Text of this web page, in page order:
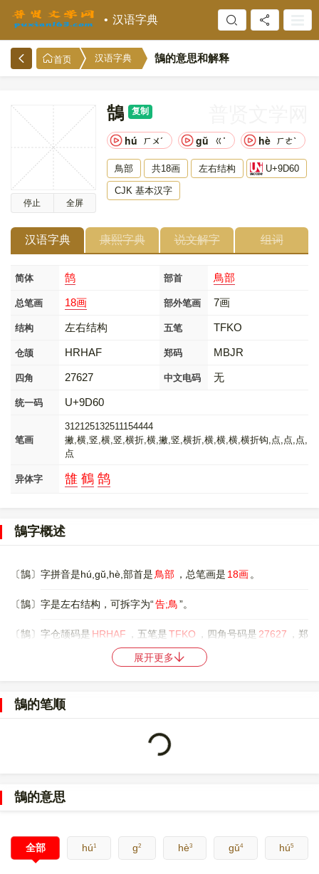
汉语字典
首页 汉语字典 鵠的意思和解释
停止 全屏
鵠 复制
hú ㄏㄨˊ gŭ ㄍ˙ hè ㄏㄜˋ
鳥部 共18画 左右结构 U+9D60
CJK 基本汉字
汉语字典 康熙字典 说文解字 组词
简体 鹄 部首 鳥部
总笔画 18画 部外笔画 7画
结构 左右结构 五笔 TFKO
仓颉 HRHAF 郑码 MBJR
四角 27627 中文电码 无
统一码 U+9D60
笔画
312125132511154444
撇,横,竖,横,竖,横折,横,撇,竖,横折,横,横,横,横折钩,点,点,点,
点
异体字 䧼 鶴 鹄
鵠字概述
〔鵠〕字拼音是hú,gŭ,hè,部首是 鳥部 ，总笔画是 18画 。
〔鵠〕字是左右结构，可拆字为“告;鳥”。
〔鵠〕字仓颉码是 HRHAF ，五笔是TFKO ，四角号码是 27627
，郑
，中文电码是无，。
00009D60，UTF-8：E9 B5 A0。
。
展开更多
鵠的笔顺
Loading...
鵠的意思
全部 hú1 g2 hè3 gǔ4 hú5